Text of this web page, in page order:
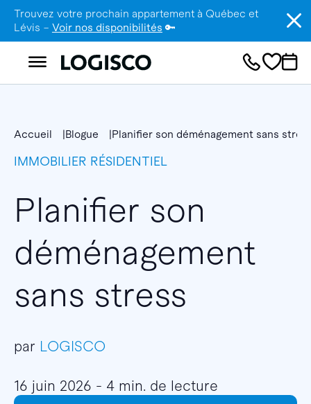
Trouvez votre prochain appartement à Québec et
Lévis – Voir nos disponibilités 🔑
Accueil Blogue Planifier son déménagement sans
IMMOBILIER RÉSIDENTIEL
Planifier son
déménagement
sans stress
par LOGISCO
16 juin 2026 - 4 min. de lecture